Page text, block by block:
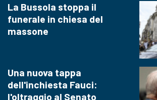
La Bussola stoppa il
funerale in chiesa del
massone
Una nuova tappa
dell'inchiesta Fauci:
l'oltraggio al Senato